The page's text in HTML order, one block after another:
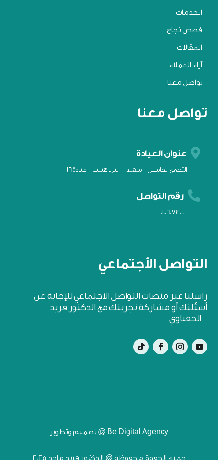
التواصل الأجتماعي
راسلنا عبر منصات التواصل الاجتماعي للإجابة عن
أسئلتك أو مشاركة تجربتك مع الدكتور فريد
تواصل معنا
 عنوان العيادة
التجمع الخامس – ميفيدا – ايترنا هيلث – عيادة 16
 رقم التواصل
01006074000
الخدمات
قصص نجاح
المقالات
آراء العملاء
تواصل معنا
تصميم وتطوير @ Be Digital Agency
جميع الحقوق محفوظة @ الدكتور فريد ماجد 2025